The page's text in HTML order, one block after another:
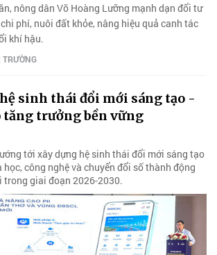
nông dân Võ Hoàng Lưỡng mạnh dạn đổi tư
phí, nuôi đất khỏe, nâng hiệu quả canh tác
khí hậu.
sinh thái đổi mới sáng tạo -
tăng trưởng bền vững
tới xây dựng hệ sinh thái đổi mới sáng tạo
công nghệ và chuyển đổi số thành động
trong giai đoạn 2026-2030.